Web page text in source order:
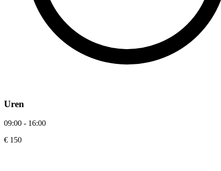
Uren
09:00 - 16:00
€ 150